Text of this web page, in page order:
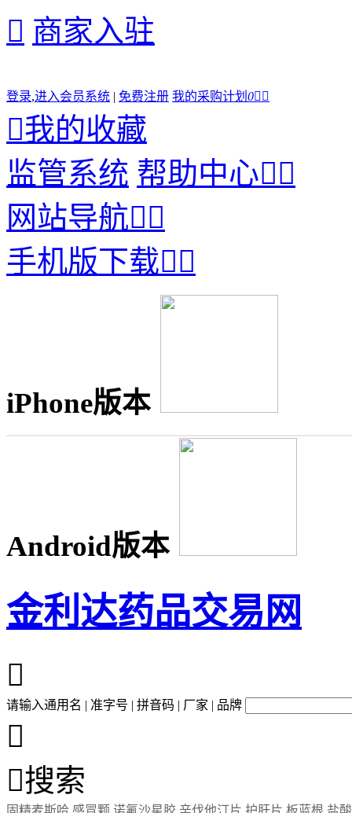
 商家入驻
登录,进入会员系统 | 免费注册 我的采购计划 0 
我的收藏
监管系统 帮助中心
网站导航
手机版下载
iPhone版本
Android版本
金利达药品交易网

请输入通用名 | 准字号 | 拼音码 | 厂家 | 品牌

搜索
固精麦斯哈 感冒颗 诺氟沙星胶 辛伐他汀片 护肝片 板蓝根 盐